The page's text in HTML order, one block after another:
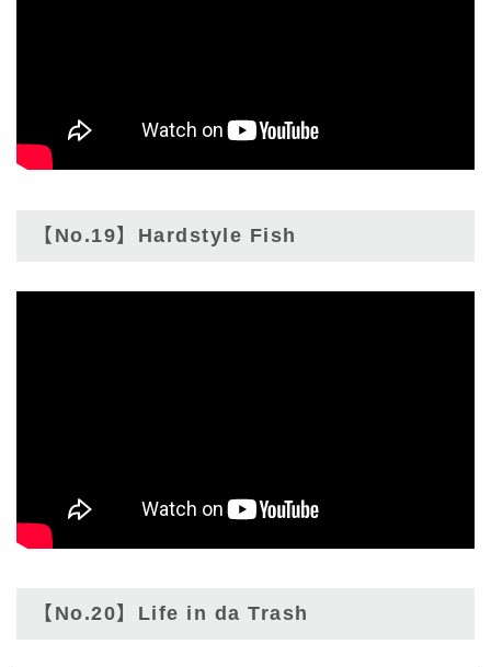
【No.19】Hardstyle Fish
【No.20】Life in da Trash